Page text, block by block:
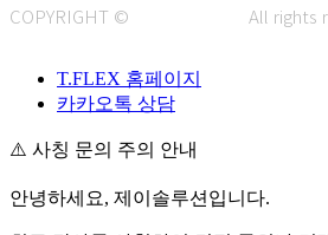
COPYRIGHT © All rights
T.FLEX 홈페이지
카카오톡 상담
⚠️ 사칭 문의 주의 안내
안녕하세요, 제이솔루션입니다.